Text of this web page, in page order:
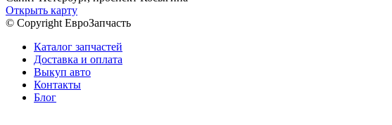
Открыть карту
© Copyright ЕвроЗапчасть
Каталог запчастей
Доставка и оплата
Выкуп авто
Контакты
Блог